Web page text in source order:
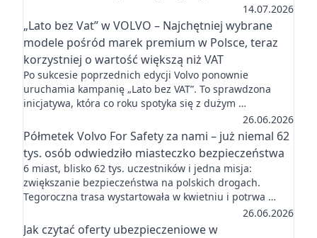
14.07.2026
„Lato bez Vat” w VOLVO – Najchętniej wybrane
modele pośród marek premium w Polsce, teraz
korzystniej o wartość większą niż VAT
Po sukcesie poprzednich edycji Volvo ponownie
uruchamia kampanię „Lato bez VAT”. To sprawdzona
inicjatywa, która co roku spotyka się z dużym …
26.06.2026
Półmetek Volvo For Safety za nami – już niemal 62
tys. osób odwiedziło miasteczko bezpieczeństwa
6 miast, blisko 62 tys. uczestników i jedna misja:
zwiększanie bezpieczeństwa na polskich drogach.
Tegoroczna trasa wystartowała w kwietniu i potrwa …
26.06.2026
Jak czytać oferty ubezpieczeniowe w